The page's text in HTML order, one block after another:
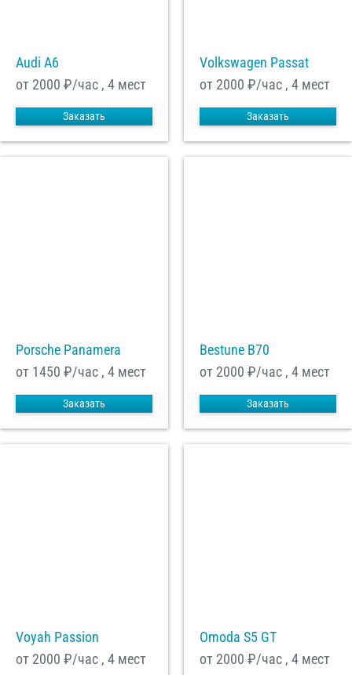
Audi A6
от 2000 ₽/час , 4 мест
Заказать
Volkswagen Passat
от 2000 ₽/час , 4 мест
Заказать
Porsche Panamera
от 1450 ₽/час , 4 мест
Заказать
Bestune B70
от 2000 ₽/час , 4 мест
Заказать
Voyah Passion
от 2000 ₽/час , 4 мест
Omoda S5 GT
от 2000 ₽/час , 4 мест